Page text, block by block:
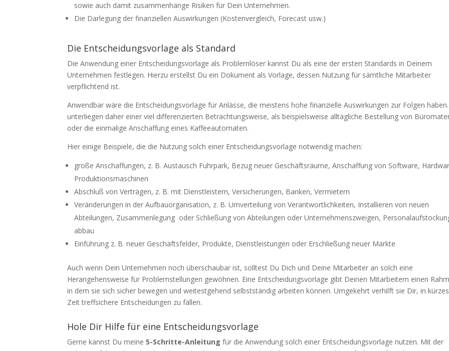
sowie auch damit zusammenhänge Risiken für Dein Unternehmen.
Die Darlegung der finanziellen Auswirkungen (Kostenvergleich, Forecast usw.)
Die Entscheidungsvorlage als Standard
Die Anwendung einer Entscheidungsvorlage als Problemlöser kannst Du als eine der ersten Standards in Deinem
Unternehmen festlegen. Hierzu erstellst Du ein Dokument als Vorlage, dessen Nutzung für sämtliche Mitarbeiter
verpflichtend ist.
Anwendbar wäre die Entscheidungsvorlage für Anlässe, die meistens hohe finanzielle Auswirkungen zur Folgen haben.
unterliegen daher einer viel differenzierten Betrachtungsweise, als beispielsweise alltägliche Bestellung von
oder die einmalige Anschaffung eines Kaffeeautomaten.
Hier einige Beispiele, die die Nutzung solch einer Entscheidungsvorlage notwendig machen:
große Anschaffungen, z. B. Austausch Fuhrpark, Bezug neuer Geschäftsräume, Anschaffung von Software,
Produktionsmaschinen
Abschluß von Verträgen, z. B. mit Dienstleistern, Versicherungen, Banken, Vermietern
Veränderungen in der Aufbauorganisation, z. B. Umverteilung von Verantwortlichkeiten, Installieren von neuen
Abteilungen, Zusammenlegung oder Schließung von Abteilungen oder Unternehmenszweigen,
abbau
Einführung z. B. neuer Geschäftsfelder, Produkte, Dienstleistungen oder Erschließung neuer Märkte
Auch wenn Dein Unternehmen noch überschaubar ist, solltest Du Dich und Deine Mitarbeiter an solch eine
Herangehensweise für Problemstellungen gewöhnen. Eine Entscheidungsvorlage gibt Deinen Mitarbeitern einen
in dem sie sich sicher bewegen und weitestgehend selbstständig arbeiten können. Umgekehrt verhilft sie Dir, in
Zeit treffsichere Entscheidungen zu fällen.
Hole Dir Hilfe für eine Entscheidungsvorlage
Gerne kannst Du meine5-Schritte-Anleitungfür die Anwendung solch einer Entscheidungsvorlage nutzen. Mit der